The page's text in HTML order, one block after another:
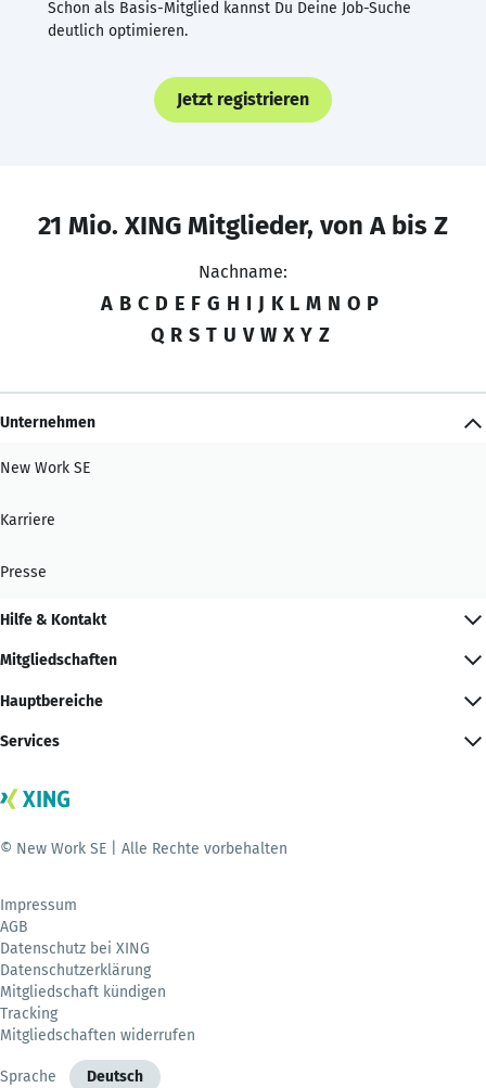
Schon als Basis-Mitglied kannst Du Deine Job-Suche
deutlich optimieren.
Jetzt registrieren
21 Mio. XING Mitglieder, von A bis Z
Nachname:
A B C D E F G H I J K L M N O P
Q R S T U V W X Y Z
Unternehmen
New Work SE
Karriere
Presse
Hilfe & Kontakt
Mitgliedschaften
Hauptbereiche
Services
© New Work SE | Alle Rechte vorbehalten
Impressum
AGB
Datenschutz bei XING
Datenschutzerklärung
Mitgliedschaft kündigen
Tracking
Mitgliedschaften widerrufen
Sprache Deutsch